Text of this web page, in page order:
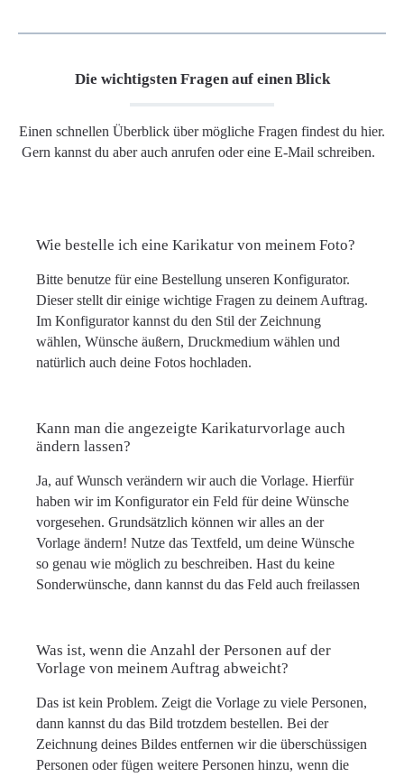
Die wichtigsten Fragen auf einen Blick
Einen schnellen Überblick über mögliche Fragen findest du hier.
Gern kannst du aber auch anrufen oder eine E-Mail schreiben.
Wie bestelle ich eine Karikatur von meinem Foto?
Bitte benutze für eine Bestellung unseren Konfigurator.
Dieser stellt dir einige wichtige Fragen zu deinem Auftrag.
Im Konfigurator kannst du den Stil der Zeichnung
wählen, Wünsche äußern, Druckmedium wählen und
natürlich auch deine Fotos hochladen.
Kann man die angezeigte Karikaturvorlage auch
ändern lassen?
Ja, auf Wunsch verändern wir auch die Vorlage. Hierfür
haben wir im Konfigurator ein Feld für deine Wünsche
vorgesehen. Grundsätzlich können wir alles an der
Vorlage ändern! Nutze das Textfeld, um deine Wünsche
so genau wie möglich zu beschreiben. Hast du keine
Sonderwünsche, dann kannst du das Feld auch freilassen
Was ist, wenn die Anzahl der Personen auf der
Vorlage von meinem Auftrag abweicht?
Das ist kein Problem. Zeigt die Vorlage zu viele Personen,
dann kannst du das Bild trotzdem bestellen. Bei der
Zeichnung deines Bildes entfernen wir die überschüssigen
Personen oder fügen weitere Personen hinzu, wenn die